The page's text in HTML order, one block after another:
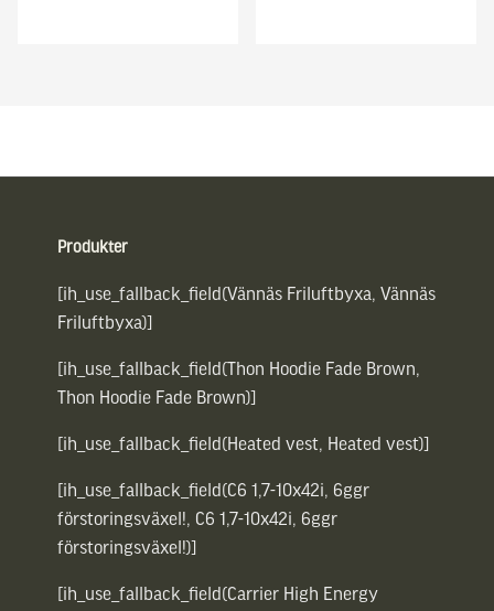
Produkter
[ih_use_fallback_field(Vännäs Friluftbyxa, Vännäs
Friluftbyxa)]
[ih_use_fallback_field(Thon Hoodie Fade Brown,
Thon Hoodie Fade Brown)]
[ih_use_fallback_field(Heated vest, Heated vest)]
[ih_use_fallback_field(C6 1,7-10x42i, 6ggr
förstoringsväxel!, C6 1,7-10x42i, 6ggr
förstoringsväxel!)]
[ih_use_fallback_field(Carrier High Energy